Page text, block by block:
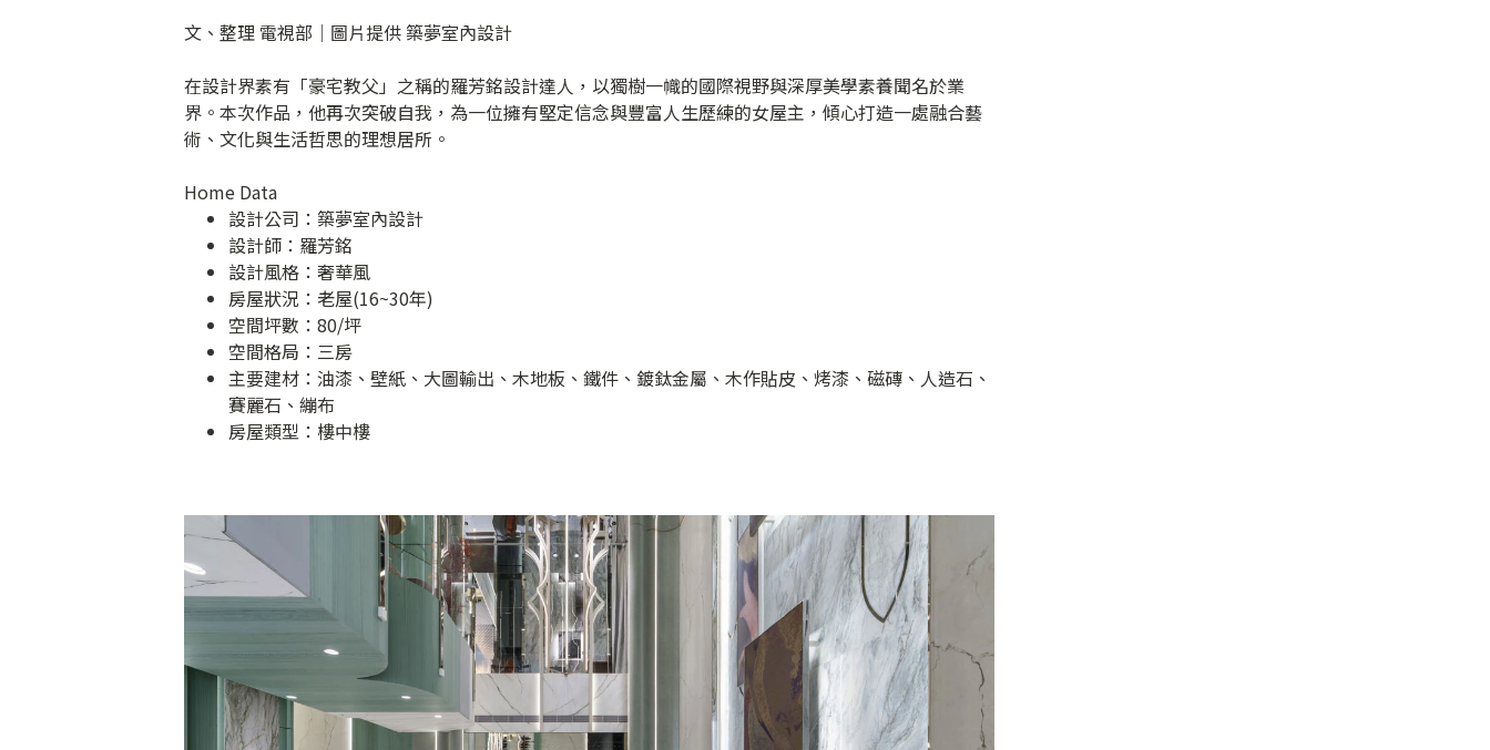
文、整理 電視部│圖片提供 築夢室內設計
在設計界素有「豪宅教父」之稱的羅芳銘設計達人，以獨樹一幟的國際視野與深厚美學素養聞名於業
界。本次作品，他再次突破自我，為一位擁有堅定信念與豐富人生歷練的女屋主，傾心打造一處融合藝
術、文化與生活哲思的理想居所。
Home Data
設計公司： 築夢室內設計
設計師：羅芳銘
設計風格：奢華風
房屋狀況：老屋(16~30年)
空間坪數：80/坪
空間格局：三房
主要建材：油漆、壁紙、大圖輸出、木地板、鐵件、鍍鈦金屬、木作貼皮、烤漆、磁磚、人造石、
賽麗石、繃布
房屋類型：樓中樓